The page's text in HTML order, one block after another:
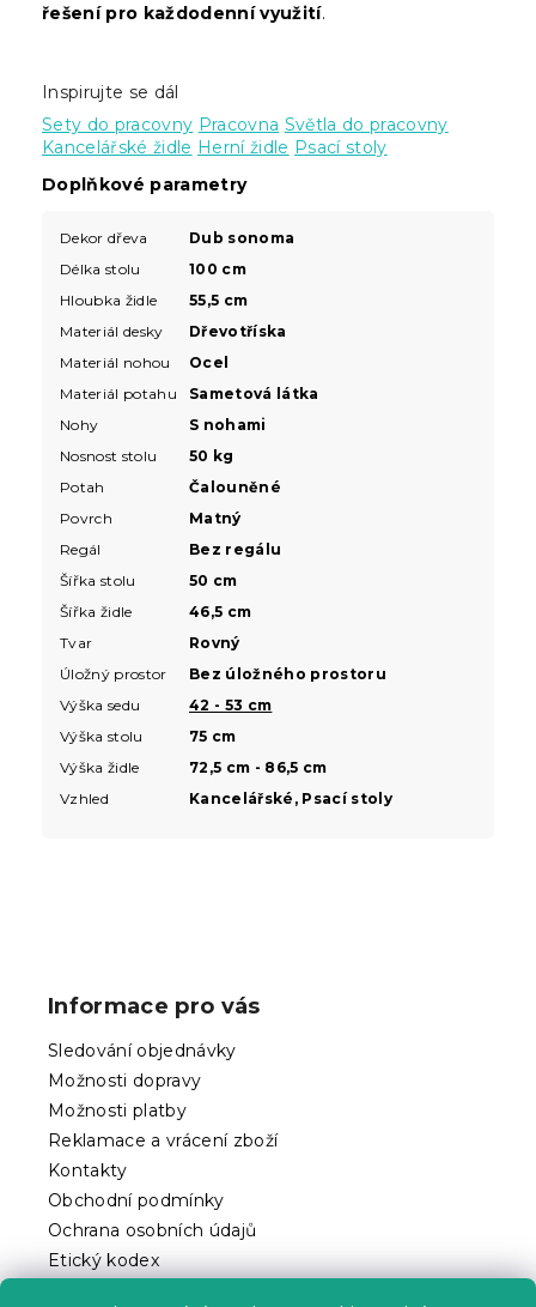
řešení pro každodenní využití.
Inspirujte se dál
Sety do pracovny Pracovna Světla do pracovny
Kancelářské židle Herní židle Psací stoly
Doplňkové parametry
Dekor dřeva
Dub sonoma
Délka stolu
100 cm
Hloubka židle
55,5 cm
Materiál desky
Dřevotříska
Materiál nohou
Ocel
Materiál potahu
Sametová látka
Nohy
S nohami
Nosnost stolu
50 kg
Potah
Čalouněné
Povrch
Matný
Regál
Bez regálu
Šířka stolu
50 cm
Šířka židle
46,5 cm
Tvar
Rovný
Úložný prostor
Bez úložného prostoru
Výška sedu
42 - 53 cm
Výška stolu
75 cm
Výška židle
72,5 cm - 86,5 cm
Vzhled
Kancelářské, Psací stoly
Informace pro vás
Sledování objednávky
Možnosti dopravy
Možnosti platby
Reklamace a vrácení zboží
Kontakty
Obchodní podmínky
Ochrana osobních údajů
Etický kodex